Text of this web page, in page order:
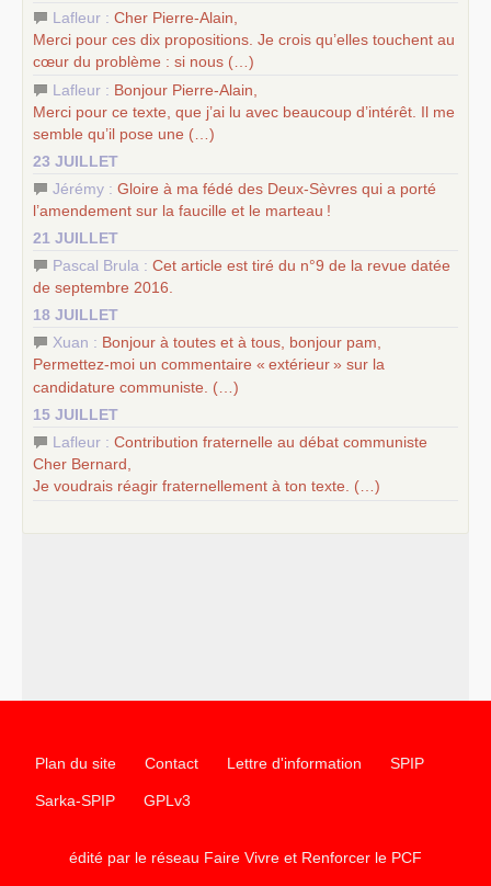
Lafleur : Cher Pierre-Alain,
Merci pour ces dix propositions. Je crois qu’elles touchent au
cœur du problème : si nous (…)
Lafleur : Bonjour Pierre-Alain,
Merci pour ce texte, que j’ai lu avec beaucoup d’intérêt. Il me
semble qu’il pose une (…)
23 JUILLET
Jérémy : Gloire à ma fédé des Deux-Sèvres qui a porté
l’amendement sur la faucille et le marteau !
21 JUILLET
Pascal Brula : Cet article est tiré du n°9 de la revue datée
de septembre 2016.
18 JUILLET
Xuan : Bonjour à toutes et à tous, bonjour pam,
Permettez-moi un commentaire « extérieur» sur la
candidature communiste. (…)
15 JUILLET
Lafleur : Contribution fraternelle au débat communiste
Cher Bernard,
Je voudrais réagir fraternellement à ton texte. (…)
Plan du site Contact Lettre d'information SPIP
Sarka-SPIP GPLv3
édité par le réseau Faire Vivre et Renforcer le PCF